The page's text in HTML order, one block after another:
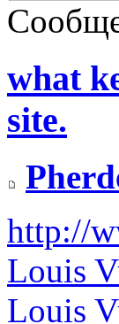
what
site.
http://
Louis
Louis